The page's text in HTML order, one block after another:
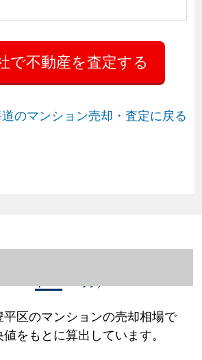
のマンション売却・査定に戻る
区のマンションの売却相場で
をもとに算出しています。